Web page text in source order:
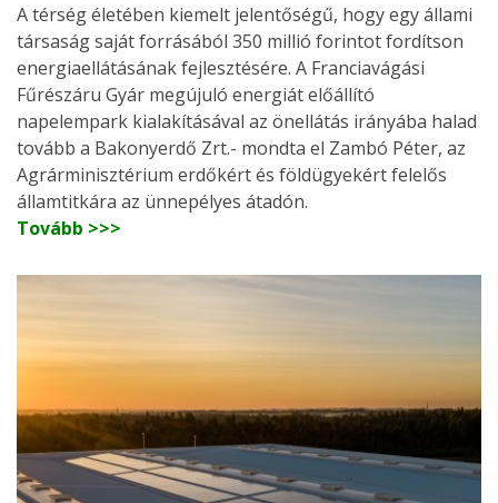
A térség életében kiemelt jelentőségű, hogy egy állami
társaság saját forrásából 350 millió forintot fordítson
energiaellátásának fejlesztésére. A Franciavágási
Fűrészáru Gyár megújuló energiát előállító
napelempark kialakításával az önellátás irányába halad
tovább a Bakonyerdő Zrt.- mondta el Zambó Péter, az
Agrárminisztérium erdőkért és földügyekért felelős
államtitkára az ünnepélyes átadón.
Tovább >>>